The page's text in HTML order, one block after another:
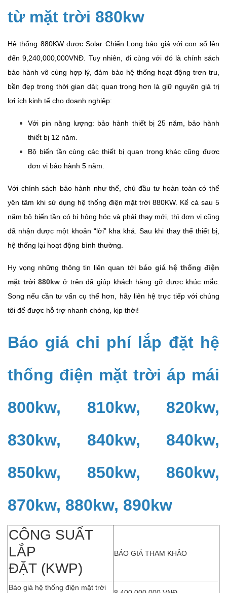
từ mặt trời 880kw
Hệ thống 880KW được Solar Chiến Long báo giá với con số lên
đến 9,240,000,000VNĐ. Tuy nhiên, đi cùng với đó là chính sách
bảo hành vô cùng hợp lý, đảm bảo hệ thống hoạt động trơn tru,
bền đẹp trong thời gian dài; quan trọng hơn là giữ nguyên giá trị
lợi ích kinh tế cho doanh nghiệp:
Với pin năng lượng: bảo hành thiết bị 25 năm, bảo hành
thiết bị 12 năm.
Bộ biến tần cùng các thiết bị quan trọng khác cũng được
đơn vị bảo hành 5 năm.
Với chính sách bảo hành như thế, chủ đầu tư hoàn toàn có thể
yên tâm khi sử dụng hệ thống điện mặt trời 880KW. Kể cả sau 5
năm bộ biến tần có bị hỏng hóc và phải thay mới, thì đơn vị cũng
đã nhận được một khoản “lời” kha khá. Sau khi thay thế thiết bị,
hệ thống lại hoạt động bình thường.
Hy vọng những thông tin liên quan tới báo giá hệ thống điện
mặt trời 880kw ở trên đã giúp khách hàng gỡ được khúc mắc.
Song nếu cần tư vấn cụ thể hơn, hãy liên hệ trực tiếp với chúng
tôi để được hỗ trợ nhanh chóng, kịp thời!
Báo giá chi phí lắp đặt hệ
thống điện mặt trời áp mái
800kw, 810kw, 820kw,
830kw, 840kw, 840kw,
850kw, 850kw, 860kw,
870kw, 880kw, 890kw
CÔNG SUẤT
LẮP
ĐẶT (KWP)
BÁO GIÁ THAM KHẢO
Báo giá hệ thống điện mặt trời